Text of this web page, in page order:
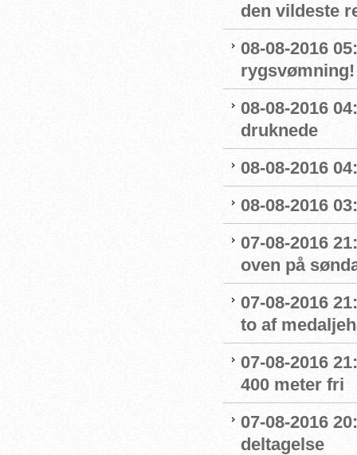
den vildeste
08-08-2016
rygsvømning!
08-08-2016
druknede
08-08-2016
08-08-2016
07-08-2016
oven på
07-08-2016
to af
07-08-2016
400 meter fri
07-08-2016
deltagelse